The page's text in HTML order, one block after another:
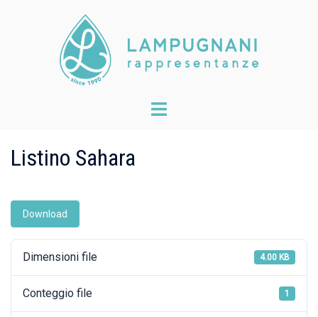
Toggle
Listino Sahara
Download
Dimensioni file 4.00 KB
Conteggio file 1